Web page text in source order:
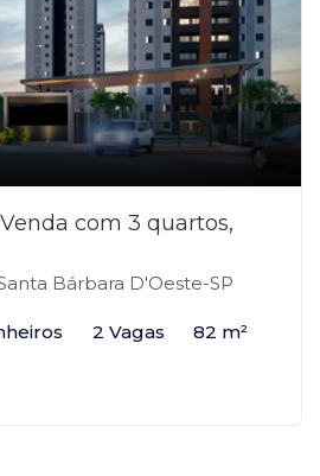
com 3 quartos,
Bárbara D'Oeste-SP
2 Vagas 82 m²